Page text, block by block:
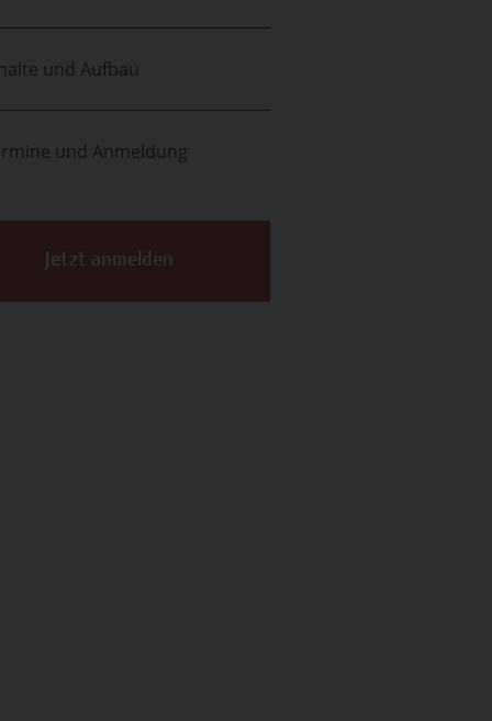
und Aufbau
und Anmeldung
Jetzt anmelden